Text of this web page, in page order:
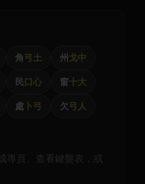
角弓土 州 戈中
民口心 窗十大
處 卜弓 欠弓人
專頁、查看鍵盤表，或